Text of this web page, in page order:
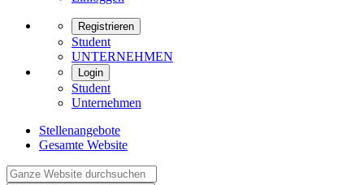
Registrieren
Student
UNTERNEHMEN
Login
Student
Unternehmen
Stellenangebote
Gesamte Website